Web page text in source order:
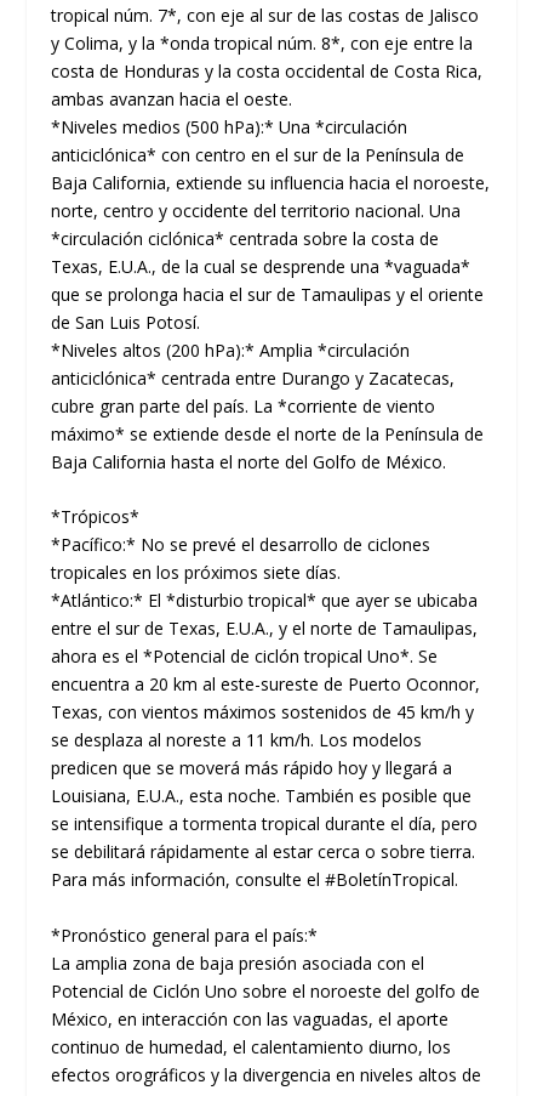
tropical núm. 7*, con eje al sur de las costas de Jalisco
y Colima, y la *onda tropical núm. 8*, con eje entre la
costa de Honduras y la costa occidental de Costa Rica,
ambas avanzan hacia el oeste.
*Niveles medios (500 hPa):* Una *circulación
anticiclónica* con centro en el sur de la Península de
Baja California, extiende su influencia hacia el noroeste,
norte, centro y occidente del territorio nacional. Una
*circulación ciclónica* centrada sobre la costa de
Texas, E.U.A., de la cual se desprende una *vaguada*
que se prolonga hacia el sur de Tamaulipas y el oriente
de San Luis Potosí.
*Niveles altos (200 hPa):* Amplia *circulación
anticiclónica* centrada entre Durango y Zacatecas,
cubre gran parte del país. La *corriente de viento
máximo* se extiende desde el norte de la Península de
Baja California hasta el norte del Golfo de México.
*Trópicos*
*Pacífico:* No se prevé el desarrollo de ciclones
tropicales en los próximos siete días.
*Atlántico:* El *disturbio tropical* que ayer se ubicaba
entre el sur de Texas, E.U.A., y el norte de Tamaulipas,
ahora es el *Potencial de ciclón tropical Uno*. Se
encuentra a 20 km al este-sureste de Puerto Oconnor,
Texas, con vientos máximos sostenidos de 45 km/h y
se desplaza al noreste a 11 km/h. Los modelos
predicen que se moverá más rápido hoy y llegará a
Louisiana, E.U.A., esta noche. También es posible que
se intensifique a tormenta tropical durante el día, pero
se debilitará rápidamente al estar cerca o sobre tierra.
Para más información, consulte el #BoletínTropical.
*Pronóstico general para el país:*
La amplia zona de baja presión asociada con el
Potencial de Ciclón Uno sobre el noroeste del golfo de
México, en interacción con las vaguadas, el aporte
continuo de humedad, el calentamiento diurno, los
efectos orográficos y la divergencia en niveles altos de